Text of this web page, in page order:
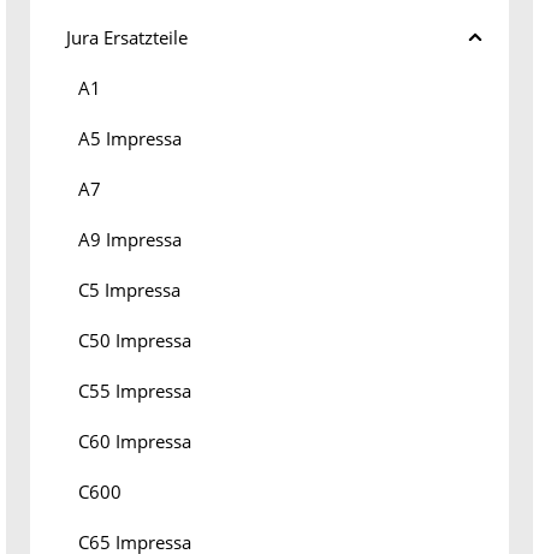
Jura Ersatzteile
A1
A5 Impressa
A7
A9 Impressa
C5 Impressa
C50 Impressa
C55 Impressa
C60 Impressa
C600
C65 Impressa